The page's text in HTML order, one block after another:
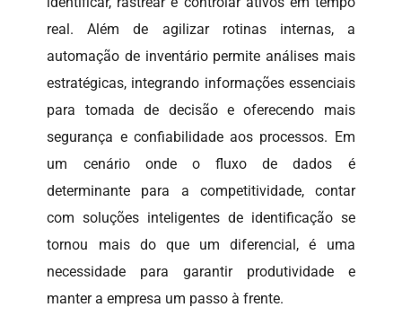
real. Além de agilizar rotinas internas, a
automação de inventário permite análises mais
estratégicas, integrando informações essenciais
para tomada de decisão e oferecendo mais
segurança e confiabilidade aos processos. Em
um cenário onde o fluxo de dados é
determinante para a competitividade, contar
com soluções inteligentes de identificação se
tornou mais do que um diferencial, é uma
necessidade para garantir produtividade e
manter a empresa um passo à frente.